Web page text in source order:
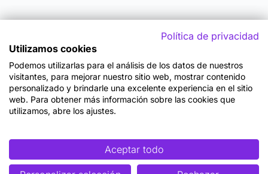
Política de privacidad
Utilizamos cookies
Podemos utilizarlas para el análisis de los datos de nuestros
visitantes, para mejorar nuestro sitio web, mostrar contenido
personalizado y brindarle una excelente experiencia en el sitio
web. Para obtener más información sobre las cookies que
utilizamos, abre los ajustes.
Aceptar todo